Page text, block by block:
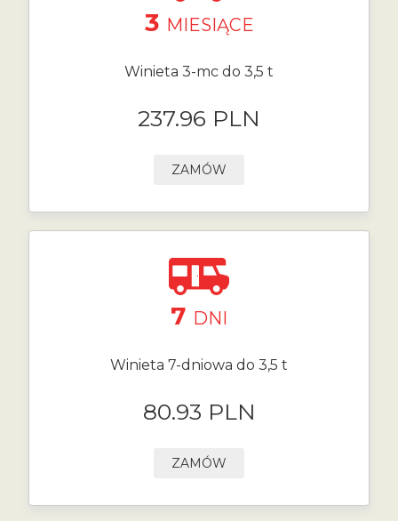
3 MIESIĄCE
Winieta 3-mc do 3,5 t
237.96 PLN
ZAMÓW
7 DNI
Winieta 7-dniowa do 3,5 t
80.93 PLN
ZAMÓW